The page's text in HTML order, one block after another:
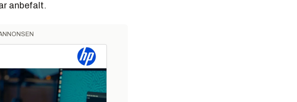
anbefalt.